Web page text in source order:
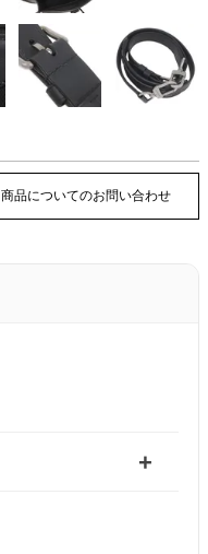
商品についてのお問い合わせ